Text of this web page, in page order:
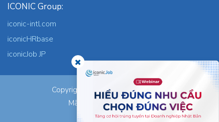
ICONIC Group:
iconic-intl.com
iconicHRbase
iconicJob JP
Copyright © 2026 ICONIC Co., Ltd.
Mã số thuế: 0305745871
Nơi cấp: TP.HCM